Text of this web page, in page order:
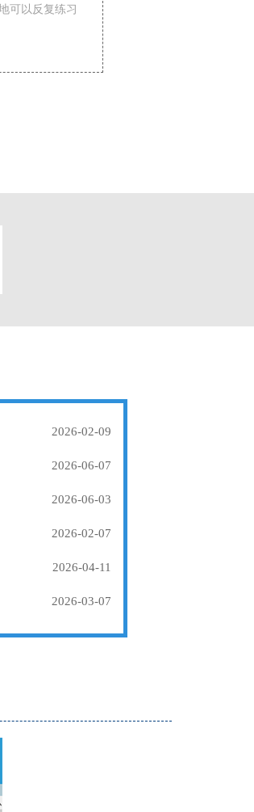
可以反复练习
2026-02-09
2026-06-07
2026-06-03
2026-02-07
2026-04-11
2026-03-07